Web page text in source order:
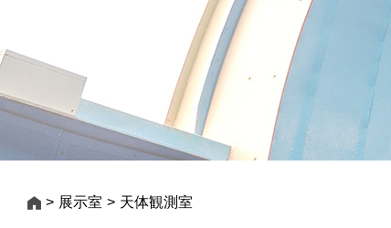
展示室 天体観測室